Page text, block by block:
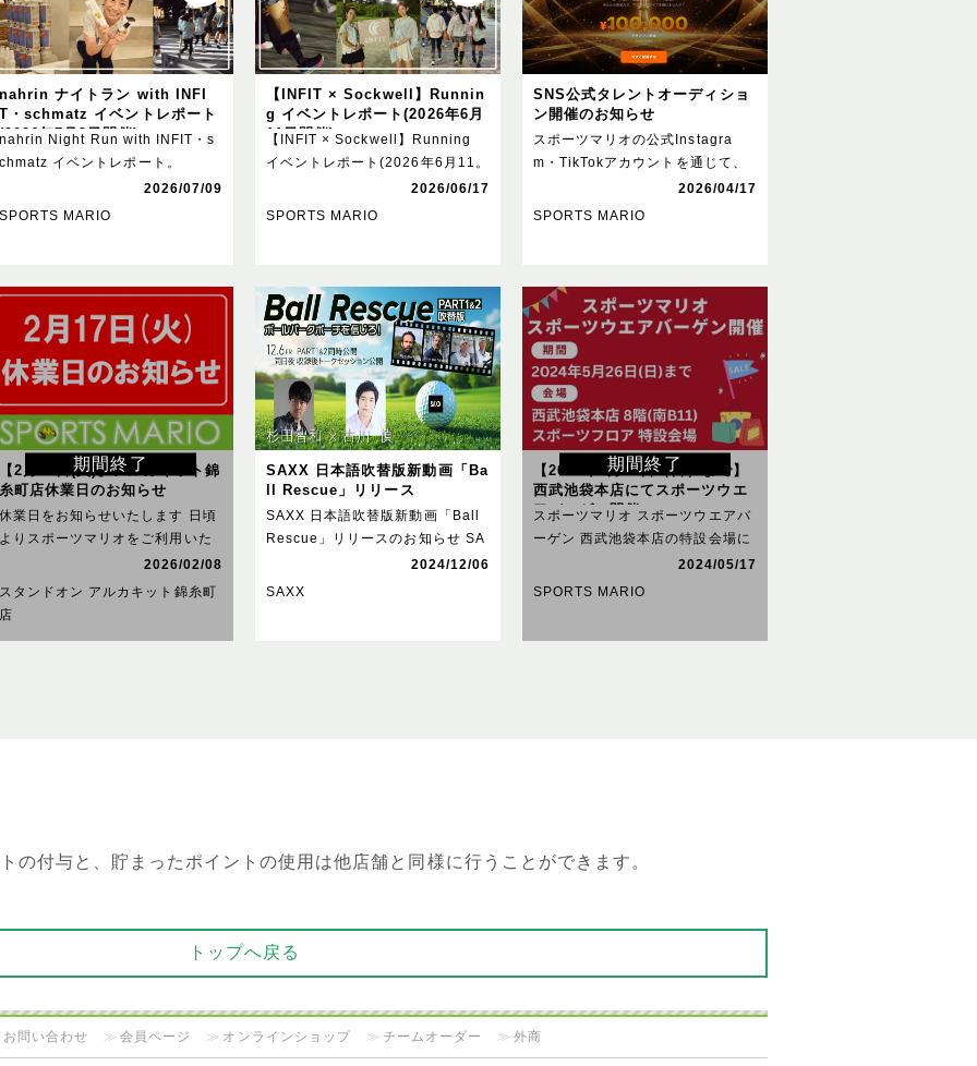
nahrin ナイトラン with INFI
T・schmatz イベントレポート
(2026年7月8日開催)
nahrin Night Run with INFIT・s
chmatz イベントレポート。
2026/07/09
SPORTS MARIO
【INFIT × Sockwell】Runnin
g イベントレポート(2026年6月
11日開催)
【INFIT × Sockwell】Running
イベントレポート(2026年6月11。
2026/06/17
SPORTS MARIO
SNS公式タレントオーディショ
ン開催のお知らせ
スポーツマリオの公式Instagra
m・TikTokアカウントを通じて、
2026/04/17
SPORTS MARIO
【2月17日(火)】アルカキット錦
糸町店休業日のお知らせ
休業日をお知らせいたします 日頃
よりスポーツマリオをご利用いた
だき、誠にありがとうござい。
2026/02/08
スタンドオン アルカキット錦糸町
店
期間終了
SAXX 日本語吹替版新動画「Ba
ll Rescue」リリース
SAXX 日本語吹替版新動画「Ball
Rescue」リリースのお知らせ SA
2024/12/06
SAXX
【2024年5月26日（日）まで】
西武池袋本店にてスポーツウエ
アバーゲン開催
スポーツマリオ スポーツウエアバ
ーゲン 西武池袋本店の特設会場に
てスポーツマリオが出店し。2024/05/17
SPORTS MARIO
期間終了
の付与と、貯まったポイントの使用は他店舗と同様に行うことができます。
トップへ戻る
お問い合わせ 会員ページ オンラインショップ チームオーダー 外商